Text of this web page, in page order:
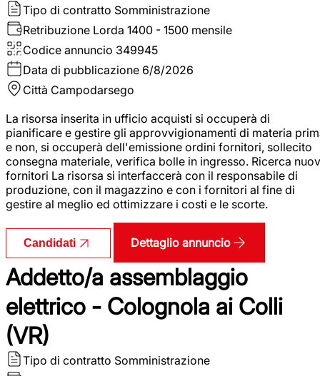
Tipo di contratto Somministrazione
Retribuzione Lorda 1400 - 1500 mensile
Codice annuncio 349945
Data di pubblicazione 6/8/2026
Città Campodarsego
La risorsa inserita in ufficio acquisti si occuperà di
pianificare e gestire gli approvvigionamenti di materia
e non, si occuperà dell'emissione ordini fornitori, sollecito
consegna materiale, verifica bolle in ingresso. Ricerca
fornitori La risorsa si interfaccerà con il responsabile di
produzione, con il magazzino e con i fornitori al fine di
gestire al meglio ed ottimizzare i costi e le scorte.
Candidati Dettaglio annuncio
Addetto/a assemblaggio
elettrico - Colognola ai Colli
(VR)
Tipo di contratto Somministrazione